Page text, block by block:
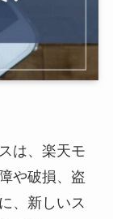
は、楽天モ
や破損、盗
、新しいス